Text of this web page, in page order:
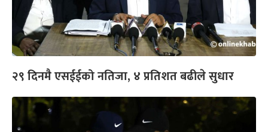
२९ दिनमै एसईईको नतिजा, ४ प्रतिशत बढीले सुधार